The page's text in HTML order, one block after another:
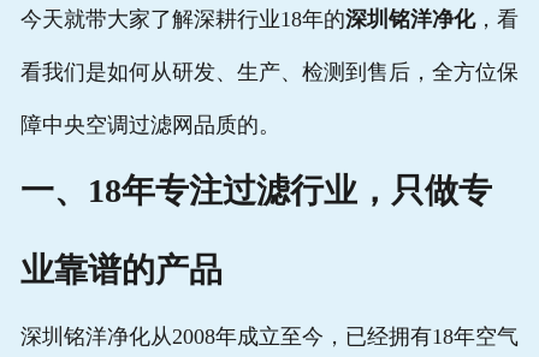
联系我们
今天就带大家了解深耕行业18年的深圳铭洋净化，看
看我们是如何从研发、生产、检测到售后，全方位保
障中央空调过滤网品质的。
一、18年专注过滤行业，只做专
业靠谱的产品
深圳铭洋净化从2008年成立至今，已经拥有18年空气